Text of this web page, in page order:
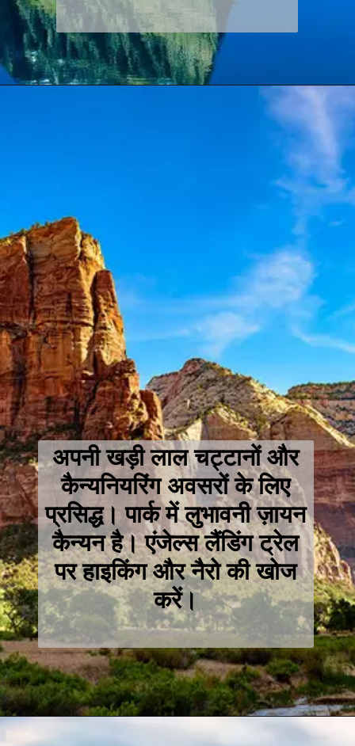
अपनी खड़ी लाल चट्टानों और
कैन्यनियरिंग अवसरों के लिए
प्रसिद्ध। पार्क में लुभावनी ज़ायन
कैन्यन है। एंजेल्स लैंडिंग ट्रेल
पर हाइकिंग और नैरो की खोज
करें।